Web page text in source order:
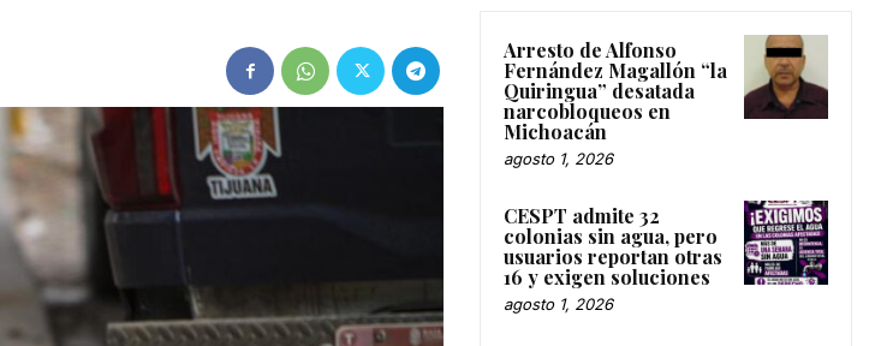
Arresto de Alfonso
Fernández Magallón “la
Quiringua” desatada
narcobloqueos en
Michoacán
agosto 1, 2026
CESPT admite 32
colonias sin agua, pero
usuarios reportan otras
16 y exigen soluciones
agosto 1, 2026